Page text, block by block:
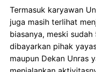
Termasuk karyawan
juga masih terlihat
biasanya, meski
dibayarkan pihak
maupun Dekan Unras